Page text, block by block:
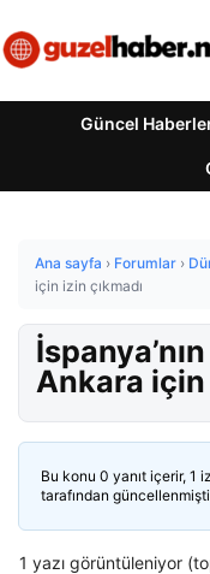
Güncel
Ana sayfa › Forumlar ›
için izin çıkmadı
Ankara için
Bu konu 0 yanıt içerir, 1
tarafından
1 yazı görüntüleniyor